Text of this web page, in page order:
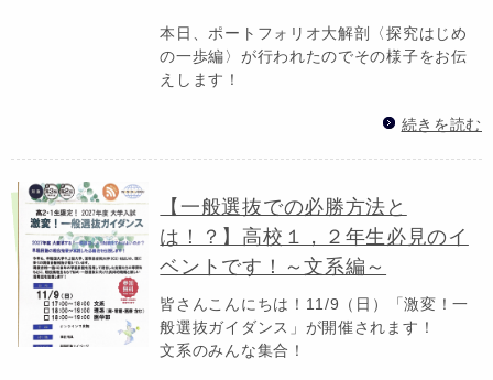
本日、ポートフォリオ大解剖〈探究はじめ
の一歩編〉が行われたのでその様子をお伝
えします！
続きを読む
【一般選抜での必勝方法と
は！？】高校１，２年生必見のイ
ベントです！～文系編～
皆さんこんにちは！11/9（日）「激変！一
般選抜ガイダンス」が開催されます！
文系のみんな集合！